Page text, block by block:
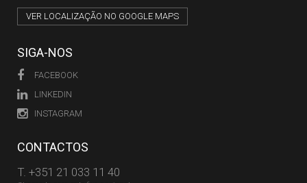
VER LOCALIZAÇÃO NO GOOGLE MAPS
SIGA-NOS
FACEBOOK
LINKEDIN
INSTAGRAM
CONTACTOS
T. +351 21 033 11 40